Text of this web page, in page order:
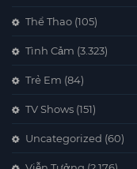
Thể Thao (105)
Tình Cảm (3.323)
Trẻ Em (84)
TV Shows (151)
Uncategorized (60)